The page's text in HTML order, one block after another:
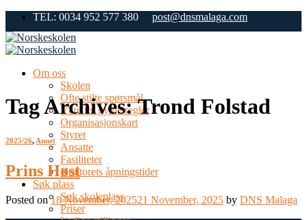
Skip
content
TEL: 0034 952 577 380 post@dnsmalaga.com
Om oss
Skolen
Ofte stilte spørsmål
Våre tre gylne regler
Organisasjonskart
Styret
Ansatte
Fasiliteter
Kontorets åpningstider
Søk plass
Søk skoleplass
Priser
Tag Archives:Trond Folstad
2025/26,Annet
Prins Høst
Posted on18 November, 202521 November, 2025 by DNS Malaga